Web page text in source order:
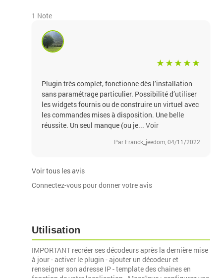
1 Note
Plugin très complet, fonctionne dès l’installation
sans paramétrage particulier. Possibilité d’utiliser
les widgets fournis ou de construire un virtuel avec
les commandes mises à disposition. Une belle
réussite. Un seul manque (ou je...Voir
Par Franck_jeedom, 04/11/2022
Voir tous les avis
Connectez-vous pour donner votre avis
Utilisation
IMPORTANT recréer ses décodeurs après la dernière mise
à jour - activer le plugin - ajouter un décodeur et
renseigner son adresse IP - template des chaines en